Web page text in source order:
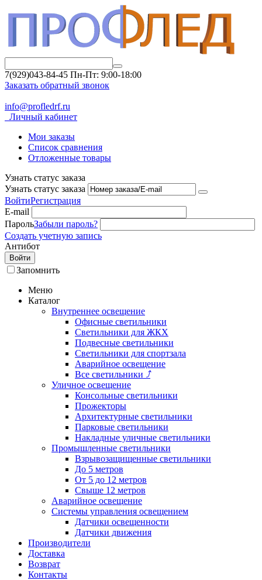
7(929)043-84-45 Пн-Пт: 9:00-18:00
Заказать обратный звонок
info@profledrf.ru
Личный кабинет
Мои заказы
Список сравнения
Отложенные товары
Узнать статус заказа
Узнать статус заказа
ВойтиРегистрация
E-mail
ПарольЗабыли пароль?
Создать учетную запись
Антибот
Войти
Запомнить
Меню
Каталог
Внутреннее освещение
Офисные светильники
Светильники для ЖКХ
Подвесные светильники
Светильники для спортзала
Аварийное освещение
Все светильники ⤴
Уличное освещение
Консольные светильники
Прожекторы
Архитектурные светильники
Парковые светильники
Накладные уличные светильники
Промышленные светильники
Взрывозащищенные светильники
До 5 метров
От 5 до 12 метров
Свыше 12 метров
Аварийное освещение
Системы управления освещением
Датчики освещенности
Датчики движения
Производители
Доставка
Возврат
Контакты